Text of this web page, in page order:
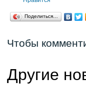
Поделиться…
Чтобы
Другие